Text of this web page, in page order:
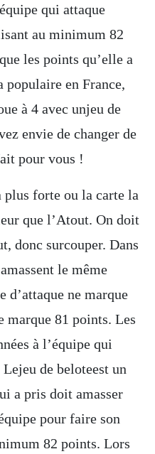
qui attaque
au minimum 82
les points qu’elle a
populaire en France,
à 4 avec unjeu de
envie de changer de
pour vous !
plus forte ou la carte la
que l’Atout. On doit
donc surcouper. Dans
le même
d’attaque ne marque
marque 81 points. Les
à l’équipe qui
de beloteest un
a pris doit amasser
pour faire son
82 points. Lors